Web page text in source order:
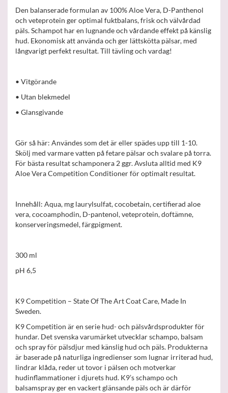
Den balanserade formulan av 100% Aloe Vera, D-Panthenol
och veteprotein ger optimal fuktbalans, frisk och välvårdad
päls. Schampot har en lugnande och vårdande effekt på känslig
hud. Ekonomisk att använda och ger lättskötta pälsar, med
långvarigt perfekt resultat. Till tävling och vardag!
• Vitgörande
• Utan blekmedel
• Glansgivande
Gör så här: Användes som det är eller spädes upp till 1-10.
Skölj med varmare vatten på fetare pälsar och svalare på torra.
För bästa resultat schamponera 2 ggr. Avsluta alltid med K9
Aloe Vera Competition Conditioner för optimalt resultat.
Innehåll: Aqua, mg laurylsulfat, cocobetain, certifierad aloe
vera, cocoamphodin, D-pantenol, veteprotein, doftämne,
konserveringsmedel, färgpigment.​
300 ml
pH 6,5
K9 Competition – State Of The Art Coat Care, Made In
Sweden.
K9 Competition är en serie hud- och pälsvårdsprodukter för
hundar. Det svenska varumärket utvecklar schampo, balsam
och spray för pälsdjur med känslig hud och päls. Produkterna
är baserade på naturliga ingredienser som lugnar irriterad hud,
lindrar klåda, reder ut tovor i pälsen och motverkar
hudinflammationer i djurets hud. K9’s schampo och
balsamspray ger en vackert glänsande päls och är därför